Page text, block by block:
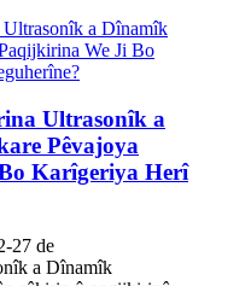
Ultrasonîk a
Pêvajoya
Karîgeriya Herî
27 de
a Dînamîk